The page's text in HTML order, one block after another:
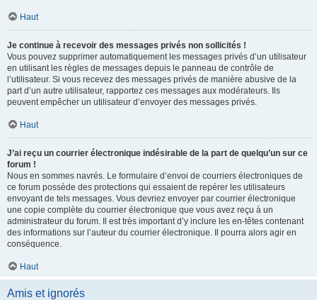
Haut
Je continue à recevoir des messages privés non sollicités !
Vous pouvez supprimer automatiquement les messages privés d’un utilisateur
en utilisant les règles de messages depuis le panneau de contrôle de
l’utilisateur. Si vous recevez des messages privés de manière abusive de la
part d’un autre utilisateur, rapportez ces messages aux modérateurs. Ils
peuvent empêcher un utilisateur d’envoyer des messages privés.
Haut
J’ai reçu un courrier électronique indésirable de la part de quelqu’un sur ce
forum !
Nous en sommes navrés. Le formulaire d’envoi de courriers électroniques de
ce forum possède des protections qui essaient de repérer les utilisateurs
envoyant de tels messages. Vous devriez envoyer par courrier électronique
une copie complète du courrier électronique que vous avez reçu à un
administrateur du forum. Il est très important d’y inclure les en-têtes contenant
des informations sur l’auteur du courrier électronique. Il pourra alors agir en
conséquence.
Haut
Amis et ignorés